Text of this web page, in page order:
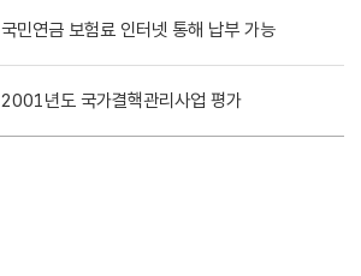
국민연금 보험료 인터넷 통해 납부 가능
2001년도 국가결핵관리사업 평가